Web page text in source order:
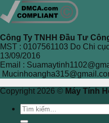
Công Ty TNHH Đầu Tư
MST : 0107561103 Do Chi
13/09/2016
Email :
Copyright 2026 © Máy Tính
Tìm
kiếm: